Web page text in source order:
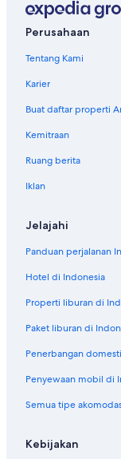
Perusahaan
Tentang Kami
Karier
Buat daftar properti
Kemitraan
Ruang berita
Iklan
Jelajahi
Panduan perjalanan
Hotel di Indonesia
Properti liburan di
Paket liburan di
Penerbangan
Penyewaan mobil di
Semua tipe
Kebijakan